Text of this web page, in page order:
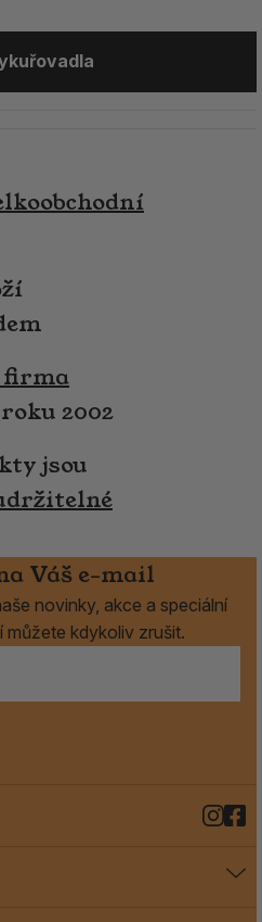
firma
2002
jsou
Váš e-mail
novinky, akce a speciální
můžete kdykoliv zrušit.